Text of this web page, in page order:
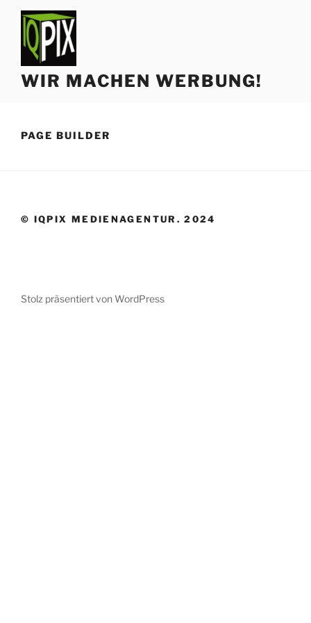
Zum
Inhalt
springen
WIR MACHEN WERBUNG!
PAGE BUILDER
© IQPIX MEDIENAGENTUR. 2024
Stolz präsentiert von WordPress